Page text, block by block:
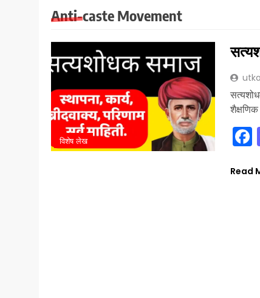
Anti-caste Movement
विशेष लेख
शैक्षणिक
Read